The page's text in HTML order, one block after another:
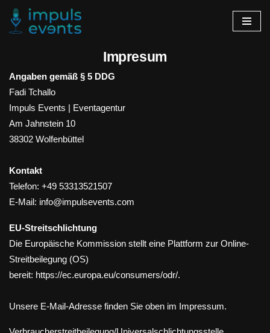
Zum
Impresum
Angaben gemäß § 5 DDG
Fadi Tchallo
Impuls Events | Eventagentur
Am Jahnstein 10
38302 Wolfenbüttel
Kontakt
Telefon: +49 53313521507
E-Mail: info@impulsevents.com
EU-Streitschlichtung
Die Europäische Kommission stellt eine Plattform zur Online-
Streitbeilegung (OS)
bereit: https://ec.europa.eu/consumers/odr/.
Unsere E-Mail-Adresse finden Sie oben im Impressum.